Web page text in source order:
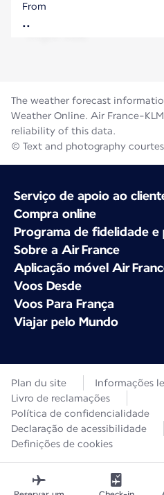
United States Of America
Flight time
From
The weather forecast
Weather Online. Air France-
reliability of this data.
© Text and photography
Serviço de apoio ao
Compra online
Programa de fidelidade e
Sobre a Air France
Aplicação móvel Air
Voos Desde
Voos Para França
Viajar pelo Mundo
Plan du site
Informações
Livro de reclamações
Política de confidencialidade
Declaração de acessibilidade
Definições de cookies